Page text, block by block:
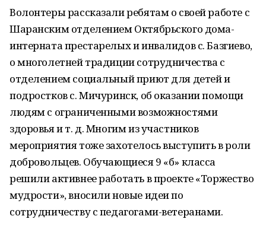
Волонтеры рассказали ребятам о своей работе с
Шаранским отделением Октябрьского дома-
интерната престарелых и инвалидов с. Базгиево,
о многолетней традиции сотрудничества с
отделением социальный приют для детей и
подростков с. Мичуринск, об оказании помощи
людям с ограниченными возможностями
здоровья и т. д. Многим из участников
мероприятия тоже захотелось выступить в роли
добровольцев. Обучающиеся 9 «б» класса
решили активнее работать в проекте «Торжество
мудрости», вносили новые идеи по
сотрудничеству с педагогами-ветеранами.